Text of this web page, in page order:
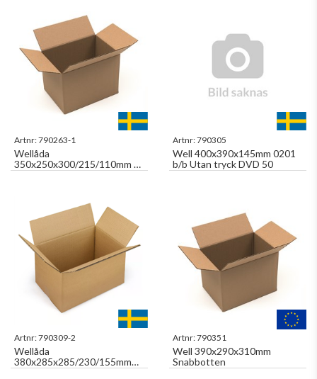
Artnr:790263-1
Wellåda
350x250x300/215/110mm H-
hål lockflikar kortsidor
Artnr:790305
Well 400x390x145mm 0201
b/b Utan tryck DVD 50
Artnr:790309-2
Wellåda
380x285x285/230/155mm
Pallanpassad
Artnr:790351
Well 390x290x310mm
Snabbotten